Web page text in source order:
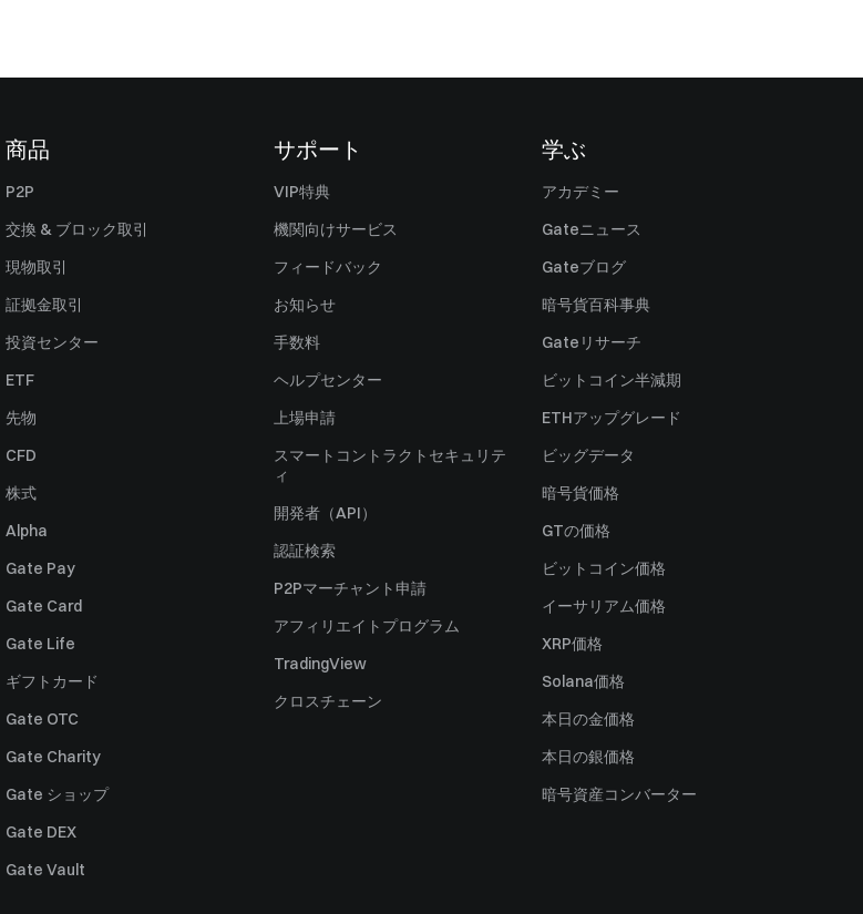
商品
P2P
交換 & ブロック取引
現物取引
証拠金取引
投資センター
ETF
先物
CFD
株式
Alpha
Gate Pay
Gate Card
Gate Life
ギフトカード
Gate OTC
Gate Charity
Gate ショップ
Gate DEX
Gate Vault
サポート
VIP特典
機関向けサービス
フィードバック
お知らせ
手数料
ヘルプセンター
上場申請
スマートコントラクトセキュリテ
ィ
開発者（API）
認証検索
P2Pマーチャント申請
アフィリエイトプログラム
TradingView
クロスチェーン
学ぶ
アカデミー
Gateニュース
Gateブログ
暗号貨百科事典
Gateリサーチ
ビットコイン半減期
ETHアップグレード
ビッグデータ
暗号貨価格
GTの価格
ビットコイン価格
イーサリアム価格
XRP価格
Solana価格
本日の金価格
本日の銀価格
暗号資産コンバーター